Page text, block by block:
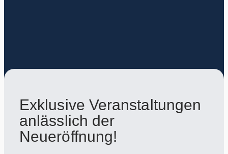
Exklusive Veranstaltungen
anlässlich der
Neueröffnung!